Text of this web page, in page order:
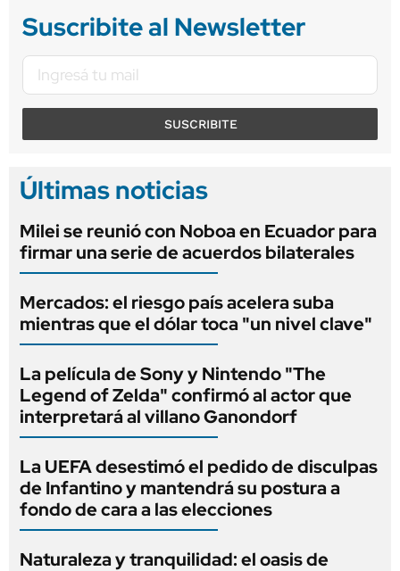
Suscribite al Newsletter
SUSCRIBITE
Últimas noticias
Milei se reunió con Noboa en Ecuador para
firmar una serie de acuerdos bilaterales
Mercados: el riesgo país acelera suba
mientras que el dólar toca "un nivel clave"
La película de Sony y Nintendo "The
Legend of Zelda" confirmó al actor que
interpretará al villano Ganondorf
La UEFA desestimó el pedido de disculpas
de Infantino y mantendrá su postura a
fondo de cara a las elecciones
Naturaleza y tranquilidad: el oasis de